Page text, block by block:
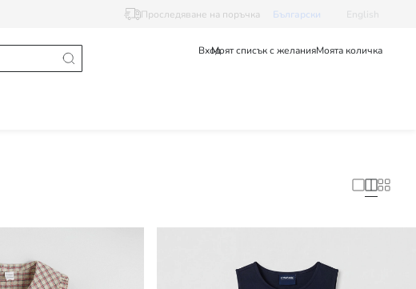
Проследяване на поръчка Български English
ВходМоят списък с желанияМоята количка